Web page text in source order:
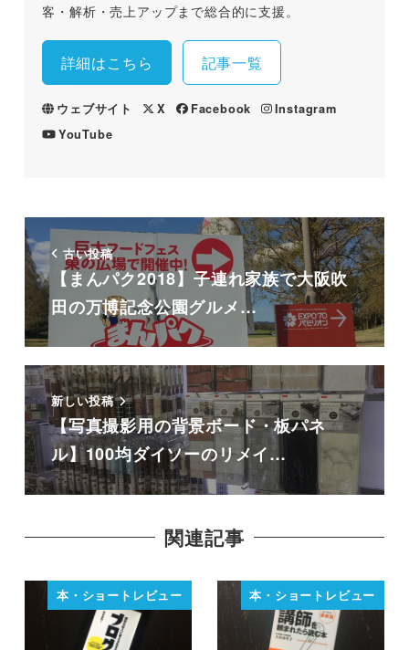
客・解析・売上アップまで総合的に支援。
詳細はこちら 記事一覧
ウェブサイト X Facebook
Instagram
YouTube
古い投稿
【まんパク2018】子連れ家族で大阪吹
田の万博記念公園グルメ…
新しい投稿
【写真撮影用の背景ボード・板パネ
ル】100均ダイソーのリメイ…
関連記事
本・ショートレビュー 本・ショートレビュー